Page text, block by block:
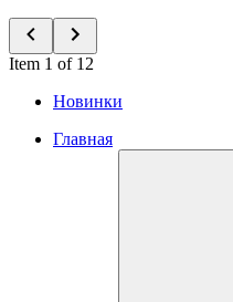
Item 1 of 12
Новинки
Главная